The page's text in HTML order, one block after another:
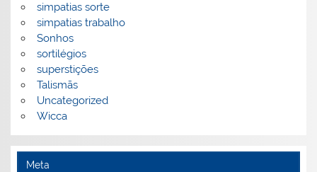
simpatias sorte
simpatias trabalho
Sonhos
sortilégios
superstições
Talismãs
Uncategorized
Wicca
Meta